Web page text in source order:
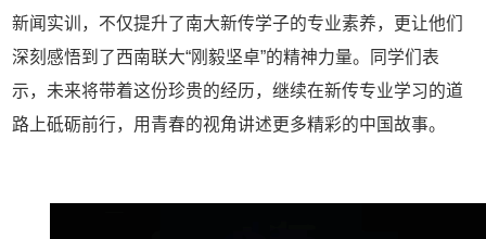
新闻实训，不仅提升了南大新传学子的专业素养，更让他们
深刻感悟到了西南联大“刚毅坚卓”的精神力量。同学们表
示，未来将带着这份珍贵的经历，继续在新传专业学习的道
路上砥砺前行，用青春的视角讲述更多精彩的中国故事。